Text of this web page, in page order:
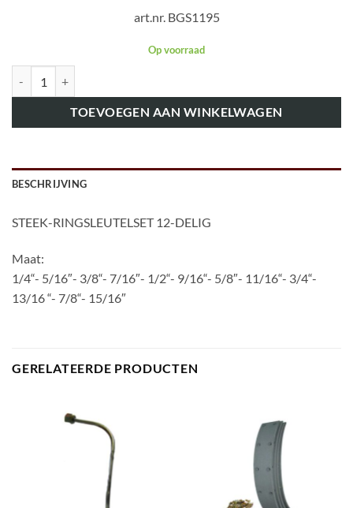
art.nr. BGS1195
Op voorraad
TOEVOEGEN AAN WINKELWAGEN
BESCHRIJVING
STEEK-RINGSLEUTELSET 12-DELIG
Maat:
1/4“- 5/16″- 3/8“- 7/16″- 1/2“- 9/16“- 5/8″- 11/16“- 3/4“-
13/16 “- 7/8“- 15/16″
GERELATEERDE PRODUCTEN